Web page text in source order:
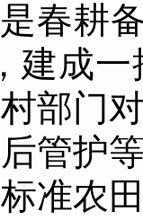
春耕
建成
部门
管护
准农